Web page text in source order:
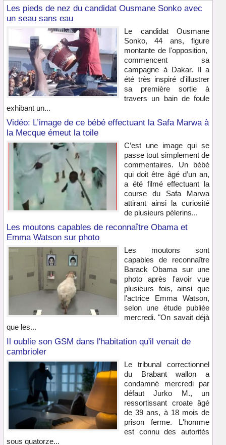
Les pieds de nez du candidat Ousmane Sonko avec
un seau sans eau
Le candidat Ousmane
Sonko, 44 ans, figure
montante de l'opposition,
commencent sa
campagne à Dakar. Il a
été très inspiré d'illustrer
sa première sortie à
travers un bain de foule
exhibant un...
Vidéo: L’image de ce bébé effectuant la Safa Marwa à
la Mecque émeut la toile
C’est une image qui se
passe tout simplement de
commentaires. Un bébé
qui doit être âgé d’un an,
a été filmé effectuant la
course du Safa Marwa
attirant ainsi la curiosité
de plusieurs pèlerins...
Les moutons capables de reconnaître Obama et
Emma Watson sur photo
Les moutons sont
capables de reconnaître
Barack Obama sur une
photo après l'avoir vue
plusieurs fois, ainsi que
l'actrice Emma Watson,
selon une étude publiée
mercredi. "On savait déjà
que les...
Il oublie son GSM dans l'habitation qu'il venait de
cambrioler
Le tribunal correctionnel
du Brabant wallon a
condamné mercredi par
défaut Jurko M., un
ressortissant croate âgé
de 39 ans, à 18 mois de
prison ferme. L'homme
est connu des autorités
sous quatorze...